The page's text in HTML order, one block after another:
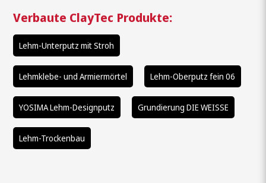
Verbaute ClayTec Produkte:
Lehm-Unterputz mit Stroh
Lehmklebe- und Armiermörtel Lehm-Oberputz fein 06
YOSIMA Lehm-Designputz Grundierung DIE WEISSE
Lehm-Trockenbau